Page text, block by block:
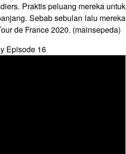
Praktis peluang mereka untuk
Sebab sebulan lalu mereka
de France 2020. (mainsepeda)
Episode 16